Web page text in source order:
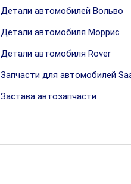
Детали автомобилей Вольво
Детали автомобиля Моррис
Детали автомобиля Rover
Запчасти для автомобилей
Застава автозапчасти